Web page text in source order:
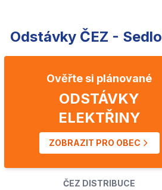
Odstávky ČEZ -
Ověřte si plánované
ODSTÁVKY
ELEKTŘINY
ZOBRAZIT PRO OBEC
ČEZ DISTRIBUCE